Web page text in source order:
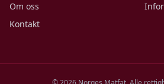
Om oss
Kontakt